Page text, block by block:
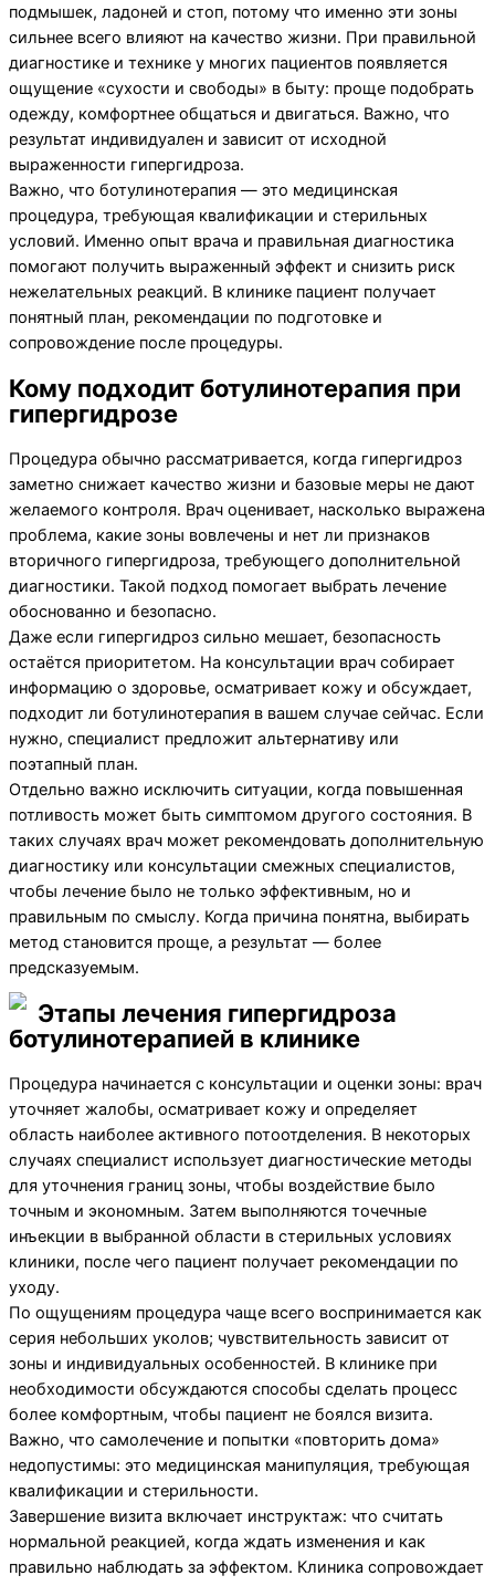
подмышек, ладоней и стоп, потому что именно эти зоны
сильнее всего влияют на качество жизни. При правильной
диагностике и технике у многих пациентов появляется
ощущение «сухости и свободы» в быту: проще подобрать
одежду, комфортнее общаться и двигаться. Важно, что
результат индивидуален и зависит от исходной
выраженности гипергидроза.
Важно, что ботулинотерапия — это медицинская
процедура, требующая квалификации и стерильных
условий. Именно опыт врача и правильная диагностика
помогают получить выраженный эффект и снизить риск
нежелательных реакций. В клинике пациент получает
понятный план, рекомендации по подготовке и
сопровождение после процедуры.
Кому подходит ботулинотерапия при
гипергидрозе
Процедура обычно рассматривается, когда гипергидроз
заметно снижает качество жизни и базовые меры не дают
желаемого контроля. Врач оценивает, насколько выражена
проблема, какие зоны вовлечены и нет ли признаков
вторичного гипергидроза, требующего дополнительной
диагностики. Такой подход помогает выбрать лечение
обоснованно и безопасно.
Даже если гипергидроз сильно мешает, безопасность
остаётся приоритетом. На консультации врач собирает
информацию о здоровье, осматривает кожу и обсуждает,
подходит ли ботулинотерапия в вашем случае сейчас. Если
нужно, специалист предложит альтернативу или
поэтапный план.
Отдельно важно исключить ситуации, когда повышенная
потливость может быть симптомом другого состояния. В
таких случаях врач может рекомендовать дополнительную
диагностику или консультации смежных специалистов,
чтобы лечение было не только эффективным, но и
правильным по смыслу. Когда причина понятна, выбирать
метод становится проще, а результат — более
предсказуемым.
Этапы лечения гипергидроза
ботулинотерапией в клинике
Процедура начинается с консультации и оценки зоны: врач
уточняет жалобы, осматривает кожу и определяет
область наиболее активного потоотделения. В некоторых
случаях специалист использует диагностические методы
для уточнения границ зоны, чтобы воздействие было
точным и экономным. Затем выполняются точечные
инъекции в выбранной области в стерильных условиях
клиники, после чего пациент получает рекомендации по
уходу.
По ощущениям процедура чаще всего воспринимается как
серия небольших уколов; чувствительность зависит от
зоны и индивидуальных особенностей. В клинике при
необходимости обсуждаются способы сделать процесс
более комфортным, чтобы пациент не боялся визита.
Важно, что самолечение и попытки «повторить дома»
недопустимы: это медицинская манипуляция, требующая
квалификации и стерильности.
Завершение визита включает инструктаж: что считать
нормальной реакцией, когда ждать изменения и как
правильно наблюдать за эффектом. Клиника сопровождает